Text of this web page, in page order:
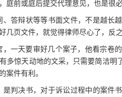
庭前或庭后提交代理意见，也是很
辩状等等书面文件，不是越长
几页文件，就觉得律师尽心了，反
天要审好几个案子，他看宗卷的
多惊天动地的文采，只需要简洁
案件有利。
决书，对于诉讼过程中的案件